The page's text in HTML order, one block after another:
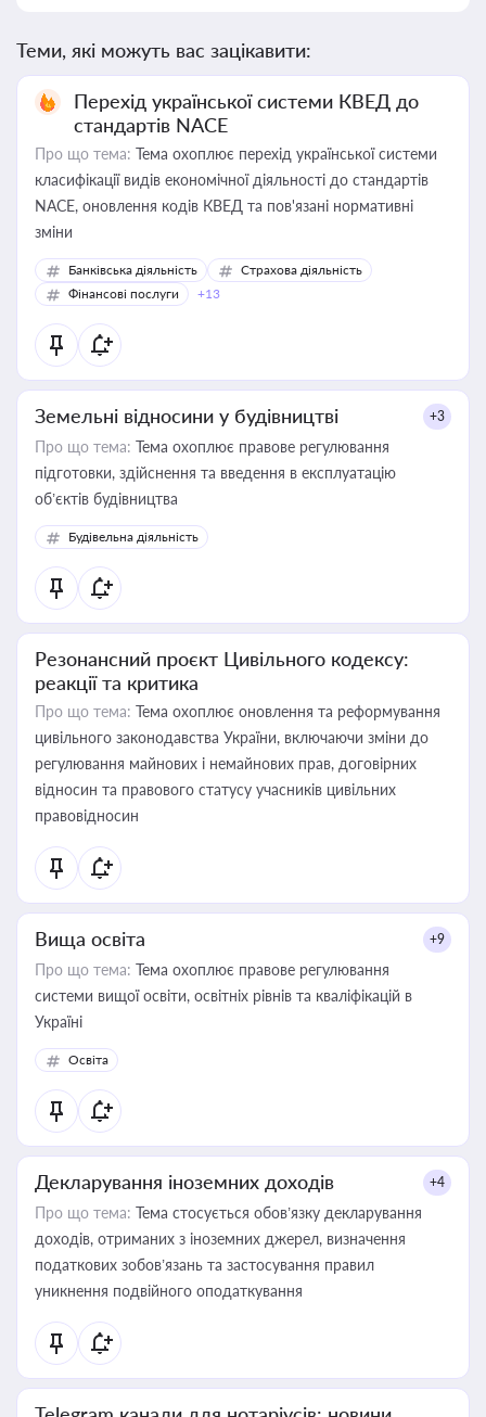
Теми, які можуть вас зацікавити:
Перехід української системи КВЕД до
стандартів NACE
Про що тема: Тема охоплює перехід української системи
класифікації видів економічної діяльності до стандартів
NACE, оновлення кодів КВЕД та пов'язані нормативні
зміни
Банківська діяльність
Страхова діяльність
Фінансові послуги
+13
Земельні відносини у будівництві +3
Про що тема: Тема охоплює правове регулювання
підготовки, здійснення та введення в експлуатацію
об’єктів будівництва
Будівельна діяльність
Резонансний проєкт Цивільного кодексу:
реакції та критика
Про що тема: Тема охоплює оновлення та реформування
цивільного законодавства України, включаючи зміни до
регулювання майнових і немайнових прав, договірних
відносин та правового статусу учасників цивільних
правовідносин
Вища освіта +9
Про що тема: Тема охоплює правове регулювання
системи вищої освіти, освітніх рівнів та кваліфікацій в
Україні
Освіта
Декларування іноземних доходів +4
Про що тема: Тема стосується обов’язку декларування
доходів, отриманих з іноземних джерел, визначення
податкових зобов’язань та застосування правил
уникнення подвійного оподаткування